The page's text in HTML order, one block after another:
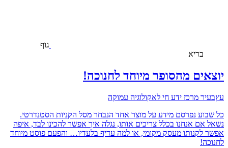
גוף
בריא
יוצאים מהסופר מיוחד לחנוכה!
עץבעיר מרכז ידע חי לאקולוגיה עמוקה
כל שבוע נפרסם מידע על מוצר אחד הנבחר מסל הקניות הסטנדרטי.
נשאל אם אנחנו בכלל צריכים אותו, נגלה איך אפשר להכינו לבד, איפה
אפשר לקנותו מעסק מקומי, או למה עדיף בלעדיו… והפעם פוסט מיוחד
לחנוכה!